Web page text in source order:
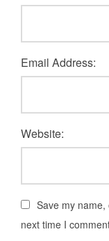
Email Address:
Website:
Save my
next time I